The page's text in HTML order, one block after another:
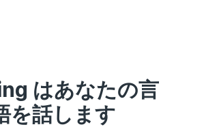
はあなたの言
を話します